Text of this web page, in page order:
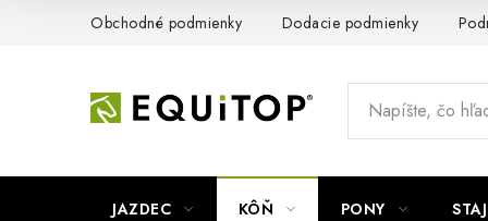
Obchodné podmienky Dodacie podmienky
JAZDEC KÔŇ PONY